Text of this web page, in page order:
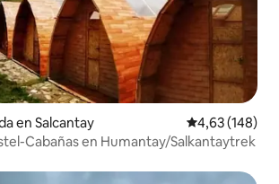
en Salcantay Calificación
4,63 (148)
Cabañas en Humantay/Salkantaytrek